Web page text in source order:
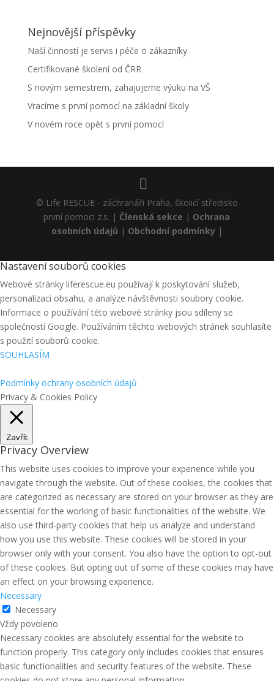
Nejnovější příspěvky
Naší činností je servis i péče o zákazníky
Certifikované školení od ČRR
S novým semestrem, zahajujeme výuku na VŠ
Vracíme s první pomocí na základní školy
V novém roce opět s první pomocí
© Life RESCUE - záchranáři Praha, školicí středisko
první pomoci z.s. | Členská sekce | Ochrana
osobních údajů | Obchodní podmínky |
Nastavení souborů cookies
Webové stránky liferescue.eu používají k poskytování služeb,
personalizaci obsahu, a analýze návštěvnosti soubory cookie.
Informace o používání této webové stránky jsou sdíleny se
společností Google. Používáním těchto webových stránek souhlasíte
s použití souborů cookie.
SOUHLASÍM
Podmínky ochrany osobních údajů
Privacy & Cookies Policy
Zavřít
Privacy Overview
This website uses cookies to improve your experience while you
navigate through the website. Out of these cookies, the cookies that
are categorized as necessary are stored on your browser as they are
essential for the working of basic functionalities of the website. We
also use third-party cookies that help us analyze and understand
how you use this website. These cookies will be stored in your
browser only with your consent. You also have the option to opt-out
of these cookies. But opting out of some of these cookies may have
an effect on your browsing experience.
Necessary
Necessary
Vždy povoleno
Necessary cookies are absolutely essential for the website to
function properly. This category only includes cookies that ensures
basic functionalities and security features of the website. These